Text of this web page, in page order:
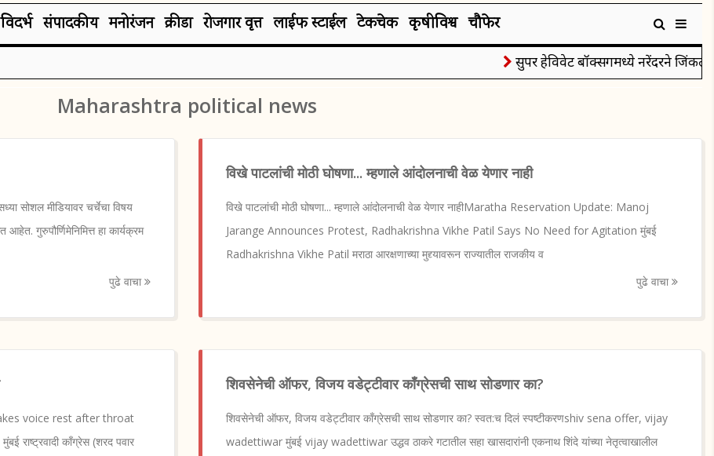
विदर्भ संपादकीय मनोरंजन क्रीडा रोजगार वृत्त लाईफ स्टाईल टेकचेक कृषीविश्व चौफेर
सुपर हेविवेट बॉक्सिंगमध्ये नरेंदरने जिंकले
Maharashtra political news
सोशल मीडियावर चर्चेचा विषय
गुरुपौर्णिमेनिमित्त हा कार्यक्रम
पुढे वाचा
विखे पाटलांची मोठी घोषणा... म्हणाले आंदोलनाची वेळ येणार नाही
विखे पाटलांची मोठी घोषणा... म्हणाले आंदोलनाची वेळ येणार नाहीMaratha Reservation Update: Manoj
Jarange Announces Protest, Radhakrishna Vikhe Patil Says No Need for Agitation मुंबई
Radhakrishna Vikhe Patil मराठा आरक्षणाच्या मुद्द्यावरून राज्यातील राजकीय व
पुढे वाचा
takes voice rest after throat
काँग्रेस (शरद पवार
शिवसेनेची ऑफर, विजय वडेट्टीवार काँग्रेसची साथ सोडणार का?
शिवसेनेची ऑफर, विजय वडेट्टीवार काँग्रेसची साथ सोडणार का? स्वत:च दिलं स्पष्टीकरणshiv sena offer, vijay
wadettiwar मुंबई vijay wadettiwar उद्धव ठाकरे गटातील सहा खासदारांनी एकनाथ शिंदे यांच्या नेतृत्वाखालील